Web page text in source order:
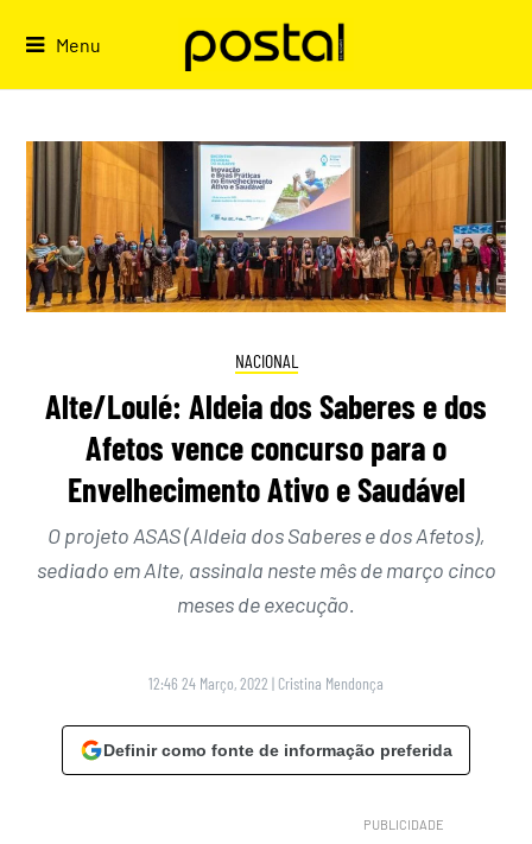
Menu
NACIONAL
Alte/Loulé: Aldeia dos Saberes e dos
Afetos vence concurso para o
Envelhecimento Ativo e Saudável
O projeto ASAS (Aldeia dos Saberes e dos Afetos),
sediado em Alte, assinala neste mês de março cinco
meses de execução.
12:46 24 Março, 2022 | Cristina Mendonça
Definir como fonte de informação preferida